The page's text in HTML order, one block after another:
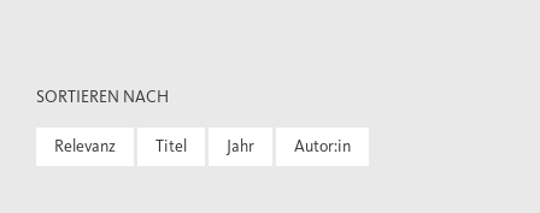
SORTIEREN NACH
Relevanz Titel Jahr Autor:in